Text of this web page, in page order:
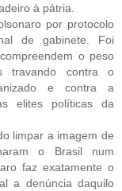
à pátria.
por protocolo
de gabinete. Foi
o peso
travando contra o
e contra a
elites políticas da
limpar a imagem de
o Brasil num
faz exatamente o
a denúncia daquilo